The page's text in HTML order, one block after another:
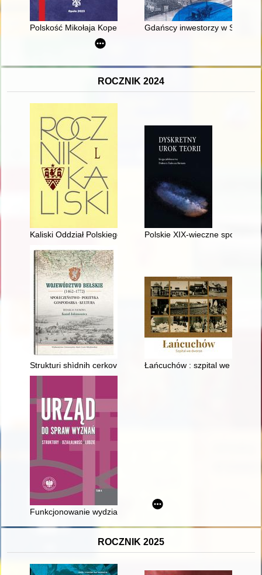
Polskość Mikołaja Kopernika z rodu Ślązaka
Gdańscy inwestorzy w
ROCZNIK 2024
Kaliski Oddział Polskiego Towarzystwa Historycznego w roku
Polskie XIX-wieczne
Strukturi shìdnih cerkov na teritorìï belz'kogo voêvodstva v
Łańcuchów : szpital we dworze
Funkcjonowanie wydziałów do spraw wyznań w pierwszej
ROCZNIK 2025